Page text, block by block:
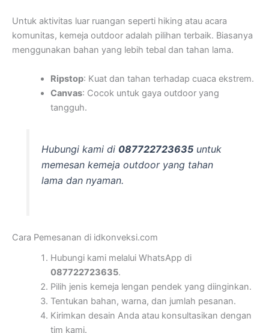
Untuk aktivitas luar ruangan seperti hiking atau acara
komunitas, kemeja outdoor adalah pilihan terbaik. Biasanya
menggunakan bahan yang lebih tebal dan tahan lama.
Ripstop: Kuat dan tahan terhadap cuaca ekstrem.
Canvas: Cocok untuk gaya outdoor yang
tangguh.
Hubungi kami di 087722723635 untuk
memesan kemeja outdoor yang tahan
lama dan nyaman.
Cara Pemesanan di idkonveksi.com
Hubungi kami melalui WhatsApp di
087722723635.
Pilih jenis kemeja lengan pendek yang diinginkan.
Tentukan bahan, warna, dan jumlah pesanan.
Kirimkan desain Anda atau konsultasikan dengan
tim kami.